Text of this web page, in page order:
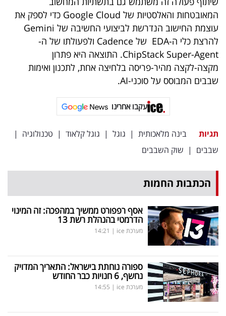
המאובטחות והאלסטיות של Google Cloud כדי לספק את
עוצמת החישוב הנדרשת לביצועי החשיבה של Gemini
להרצת כלי ה-EDA של Cadence ולפעולתו של ה-
ChipStack Super-Agent. התוצאה היא פתרון
מקצה-לקצה מהיר-פריסה בלחיצה אחת, לתכנון ואימות
שבבים המבוסס על סוכני-AI.
עקבו אחרינו
תגיות בינה מלאכותית | גוגל | גוגל קלאוד | טכנולוגיה |
שבבים | שוק השבבים
הכתבות החמות
אסף רפפורט ממשיך במהפכה: זה המינוי
הדרמטי בהנהלת רשת 13
מערכת ice |
14:21
ספורה נוחתת בישראל: התאריך המדויק
נחשף, 6 חנויות כבר החודש
מערכת ice |
14:55